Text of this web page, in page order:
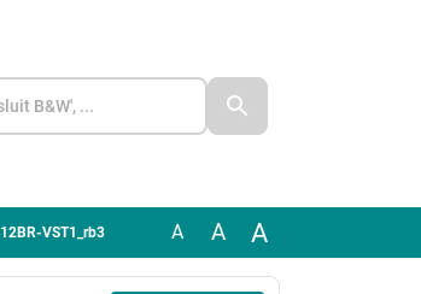
VST1_rb3 A A A